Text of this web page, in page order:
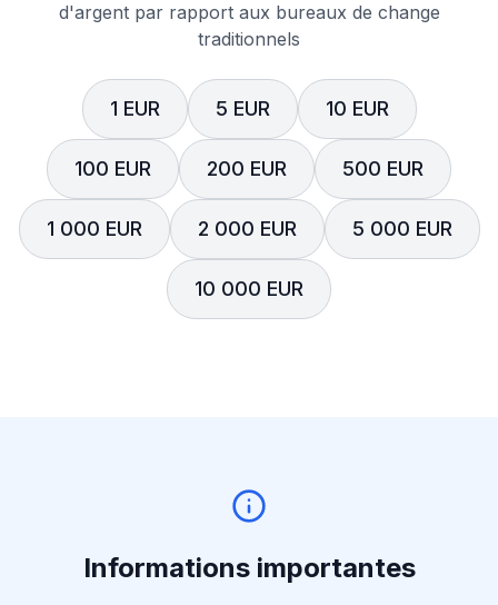
d'argent par rapport aux bureaux de change
traditionnels
1 EUR 5 EUR 10 EUR
100 EUR 200 EUR 500 EUR
1 000 EUR 2 000 EUR 5 000 EUR
10 000 EUR
Informations importantes